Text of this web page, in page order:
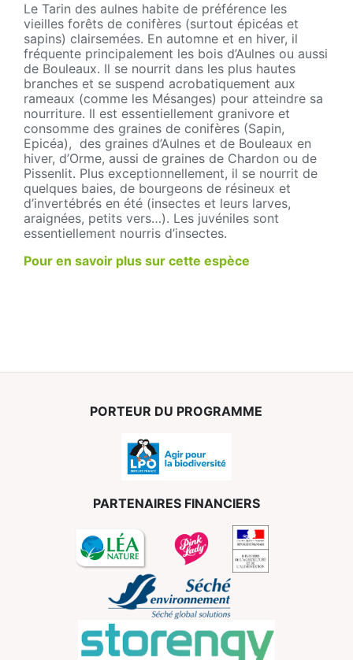
Le Tarin des aulnes habite de préférence les
vieilles forêts de conifères (surtout épicéas et
sapins) clairsemées. En automne et en hiver, il
fréquente principalement les bois d’Aulnes ou aussi
de Bouleaux. Il se nourrit dans les plus hautes
branches et se suspend acrobatiquement aux
rameaux (comme les Mésanges) pour atteindre sa
nourriture. Il est essentiellement granivore et
consomme des graines de conifères (Sapin,
Epicéa), des graines d’Aulnes et de Bouleaux en
hiver, d’Orme, aussi de graines de Chardon ou de
Pissenlit. Plus exceptionnellement, il se nourrit de
quelques baies, de bourgeons de résineux et
d’invertébrés en été (insectes et leurs larves,
araignées, petits vers…). Les juvéniles sont
essentiellement nourris d’insectes.
Pour en savoir plus sur cette espèce
PORTEUR DU PROGRAMME
PARTENAIRES FINANCIERS